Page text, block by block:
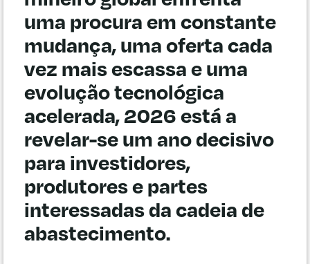
uma procura em constante
mudança, uma oferta cada
vez mais escassa e uma
evolução tecnológica
acelerada, 2026 está a
revelar-se um ano decisivo
para investidores,
produtores e partes
interessadas da cadeia de
abastecimento.